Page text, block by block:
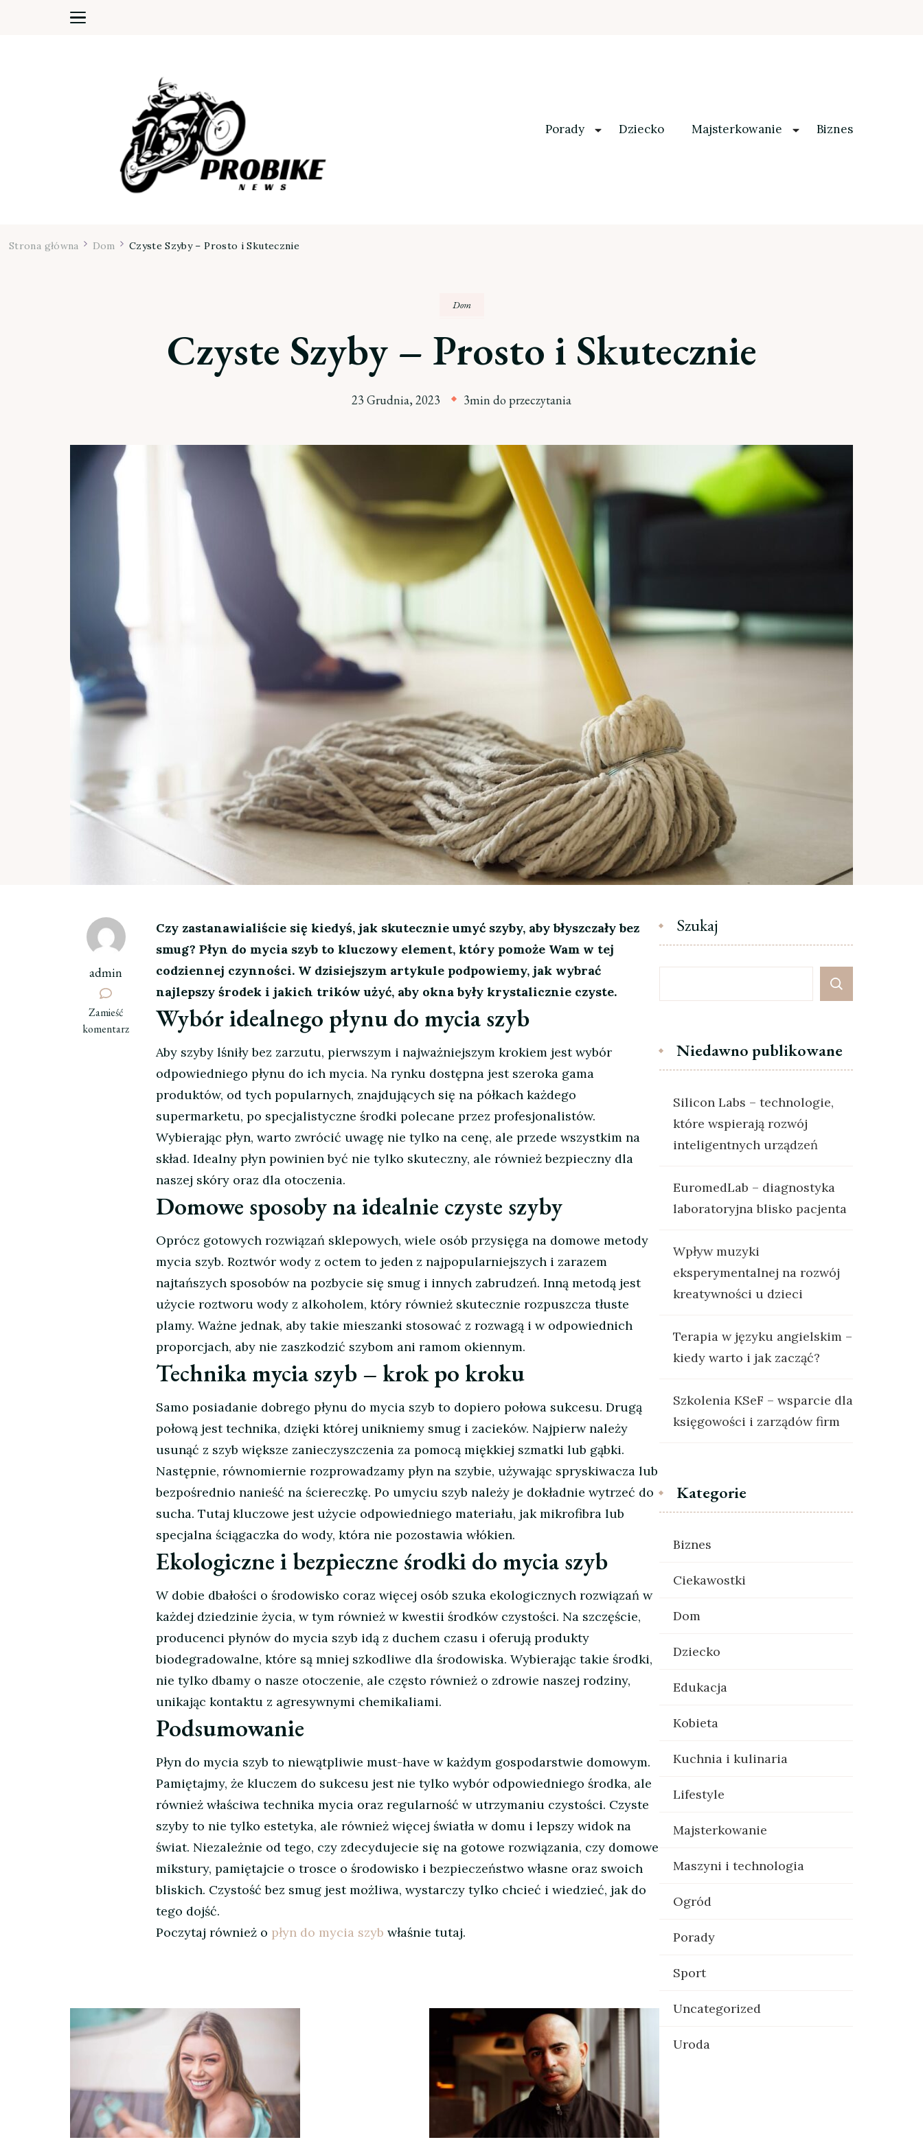
Porady Dziecko Majsterkowanie Biznes
Strona główna Dom Czyste Szyby – Prosto i Skutecznie
Dom
Czyste Szyby – Prosto i Skutecznie
23 Grudnia, 2023 3min do przeczytania
admin
Zamieść
komentarz
we
wpisie
Czy zastanawialiście się kiedyś, jak skutecznie umyć szyby, aby błyszczały bez
smug? Płyn do mycia szyb to kluczowy element, który pomoże Wam w tej
codziennej czynności. W dzisiejszym artykule podpowiemy, jak wybrać
najlepszy środek i jakich trików użyć, aby okna były krystalicznie czyste.
Wybór idealnego płynu do mycia szyb
Aby szyby lśniły bez zarzutu, pierwszym i najważniejszym krokiem jest wybór
odpowiedniego płynu do ich mycia. Na rynku dostępna jest szeroka gama
produktów, od tych popularnych, znajdujących się na półkach każdego
supermarketu, po specjalistyczne środki polecane przez profesjonalistów.
Wybierając płyn, warto zwrócić uwagę nie tylko na cenę, ale przede wszystkim na
skład. Idealny płyn powinien być nie tylko skuteczny, ale również bezpieczny dla
naszej skóry oraz dla otoczenia.
Domowe sposoby na idealnie czyste szyby
Oprócz gotowych rozwiązań sklepowych, wiele osób przysięga na domowe metody
mycia szyb. Roztwór wody z octem to jeden z najpopularniejszych i zarazem
najtańszych sposobów na pozbycie się smug i innych zabrudzeń. Inną metodą jest
użycie roztworu wody z alkoholem, który również skutecznie rozpuszcza tłuste
plamy. Ważne jednak, aby takie mieszanki stosować z rozwagą i w odpowiednich
proporcjach, aby nie zaszkodzić szybom ani ramom okiennym.
Technika mycia szyb – krok po kroku
Samo posiadanie dobrego płynu do mycia szyb to dopiero połowa sukcesu. Drugą
połową jest technika, dzięki której unikniemy smug i zacieków. Najpierw należy
usunąć z szyb większe zanieczyszczenia za pomocą miękkiej szmatki lub gąbki.
Następnie, równomiernie rozprowadzamy płyn na szybie, używając spryskiwacza lub
bezpośrednio nanieść na ściereczkę. Po umyciu szyb należy je dokładnie wytrzeć do
sucha. Tutaj kluczowe jest użycie odpowiedniego materiału, jak mikrofibra lub
specjalna ściągaczka do wody, która nie pozostawia włókien.
Ekologiczne i bezpieczne środki do mycia szyb
W dobie dbałości o środowisko coraz więcej osób szuka ekologicznych rozwiązań w
każdej dziedzinie życia, w tym również w kwestii środków czystości. Na szczęście,
producenci płynów do mycia szyb idą z duchem czasu i oferują produkty
biodegradowalne, które są mniej szkodliwe dla środowiska. Wybierając takie środki,
nie tylko dbamy o nasze otoczenie, ale często również o zdrowie naszej rodziny,
unikając kontaktu z agresywnymi chemikaliami.
Podsumowanie
Płyn do mycia szyb to niewątpliwie must-have w każdym gospodarstwie domowym.
Pamiętajmy, że kluczem do sukcesu jest nie tylko wybór odpowiedniego środka, ale
również właściwa technika mycia oraz regularność w utrzymaniu czystości. Czyste
szyby to nie tylko estetyka, ale również więcej światła w domu i lepszy widok na
świat. Niezależnie od tego, czy zdecydujecie się na gotowe rozwiązania, czy domowe
mikstury, pamiętajcie o trosce o środowisko i bezpieczeństwo własne oraz swoich
bliskich. Czystość bez smug jest możliwa, wystarczy tylko chcieć i wiedzieć, jak do
tego dojść.
Poczytaj również o płyn do mycia szyb właśnie tutaj.
Nawigacja
Szukaj
Niedawno publikowane
Silicon Labs – technologie,
które wspierają rozwój
inteligentnych urządzeń
EuromedLab – diagnostyka
laboratoryjna blisko pacjenta
Wpływ muzyki
eksperymentalnej na rozwój
kreatywności u dzieci
Terapia w języku angielskim –
kiedy warto i jak zacząć?
Szkolenia KSeF – wsparcie dla
księgowości i zarządów firm
Kategorie
Biznes
Ciekawostki
Dom
Dziecko
Edukacja
Kobieta
Kuchnia i kulinaria
Lifestyle
Majsterkowanie
Maszyni i technologia
Ogród
Porady
Sport
Uncategorized
Uroda